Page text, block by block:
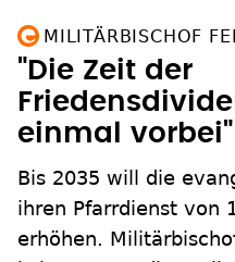
MILITÄRBISCHOF
"Die Zeit der
einmal vorbei"
Bis 2035 will die
ihren Pfarrdienst von
erhöhen.